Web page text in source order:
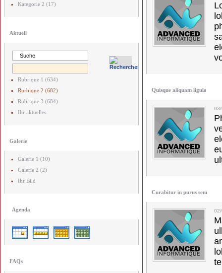
Kategorie 2 (17)
Aktuell
Rubrique 1 (634)
Rurbique 2 (682)
Rubrique 3 (684)
Ihr aktuelles
Galerie
Galerie 1 (10)
Galerie 2 (2)
Ihr Bild
Agenda
FAQs
Quisque aliquam ligula
Curabitur in purus sem